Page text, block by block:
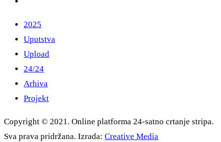
2025
Uputstva
Upload
24/24
Arhiva
Projekt
Copyright © 2021. Online platforma 24-satno crtanje stripa.
Sva prava pridržana. Izrada: Creative Media